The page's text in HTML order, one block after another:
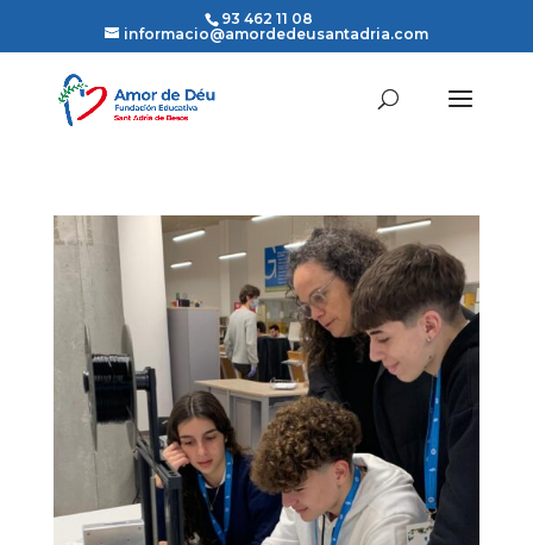
93 462 11 08
informacio@amordedeusantadria.com